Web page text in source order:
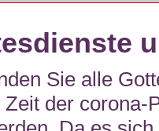
Sie alle
Zeit der corona-